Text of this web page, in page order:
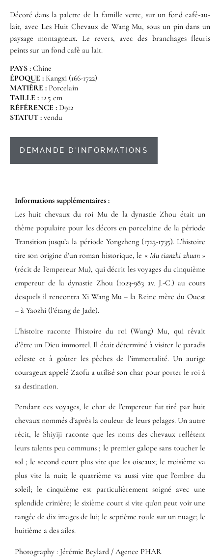
Décoré dans la palette de la famille verte, sur un fond café-au-
lait, avec Les Huit Chevaux de Wang Mu, sous un pin dans un
paysage montagneux. Le revers, avec des branchages fleuris
peints sur un fond café au lait.
PAYS : Chine
ÉPOQUE : Kangxi (166-1722)
MATIÈRE : Porcelain
TAILLE : 12.5 cm
RÉFÉRENCE : D912
STATUT : vendu
DEMANDE D'INFORMATIONS
Informations supplémentaires​ :​
Les huit chevaux du roi Mu de la dynastie Zhou était un
thème populaire pour les décors en porcelaine de la période
Transition jusqu’a la période Yongzheng (1723-1735). L’histoire
tire son origine d’un roman historique, le « Mu tianzhi zhuan»
(récit de l’empereur Mu), qui décrit les voyages du cinquième
empereur de la dynastie Zhou (1023-983 av. J.-C.) au cours
desquels il rencontra Xi Wang Mu – la Reine mère du Ouest
– à Yaozhi (l’étang de Jade).
L’histoire raconte l’histoire du roi (Wang) Mu, qui rêvait
d’être un Dieu immortel. Il était déterminé à visiter le paradis
céleste et à goûter les pêches de l’immortalité. Un aurige
courageux appelé Zaofu a utilisé son char pour porter le roi à
sa destination.
Pendant ces voyages, le char de l’empereur fut tiré par huit
chevaux nommés d’après la couleur de leurs pelages. Un autre
récit, le Shiyiji raconte que les noms des chevaux reflétent
leurs talents peu communs ; le premier galope sans toucher le
sol ; le second court plus vite que les oiseaux; le troisième va
plus vite la nuit; le quatrième va aussi vite que l’ombre du
soleil; le cinquième est particulièrement soigné avec une
splendide crinière; le sixième court si vite qu’on peut voir une
rangée de dix images de lui; le septième roule sur un nuage; le
huitième a des ailes.
Photography : Jérémie Beylard / Agence PHAR